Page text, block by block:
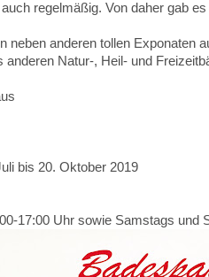
regelmäßig. Von daher gab
neben anderen tollen Exponaten
anderen Natur-, Heil- und
bis 20. Oktober 2019
17:00 Uhr sowie Samstags und